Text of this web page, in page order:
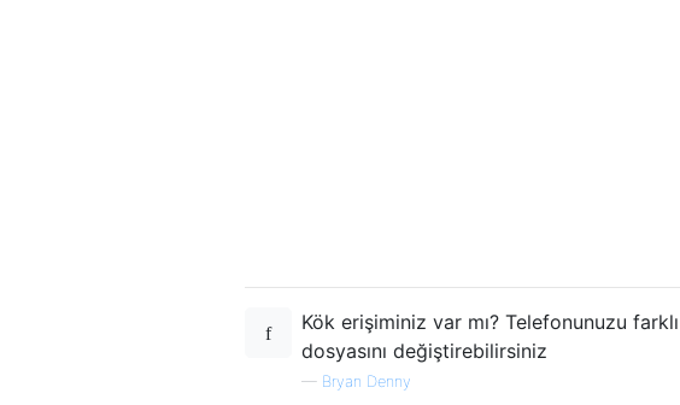
Kök erişiminiz var mı? Telefonunuzu
dosyasını değiştirebilirsiniz
— Bryan Denny